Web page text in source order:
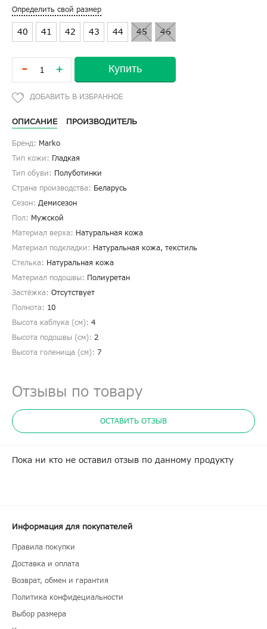
Определить свой размер
40 41 42 43 44 45 46
- + Купить
ОПИСАНИЕ ПРОИЗВОДИТЕЛЬ
Бренд: Marko
Тип кожи: Гладкая
Тип обуви: Полуботинки
Страна производства: Беларусь
Сезон: Демисезон
Пол: Мужской
Материал верха: Натуральная кожа
Материал подкладки: Натуральная кожа, текстиль
Стелька: Натуральная кожа
Материал подошвы: Полиуретан
Застёжка: Отсутствует
Полнота: 10
Высота каблука (см): 4
Высота подошвы (см): 2
Высота голенища (cм): 7
Отзывы по товару
ОСТАВИТЬ ОТЗЫВ
Пока ни кто не оставил отзыв по данному продукту
Информация для покупателей
Правила покупки
Доставка и оплата
Возврат, обмен и гарантия
Политика конфидециальности
Выбор размера